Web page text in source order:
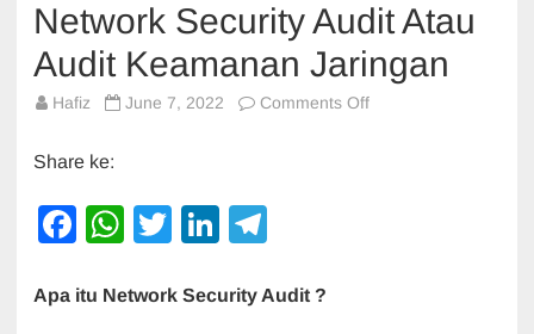
Network Security Audit Atau
Audit Keamanan Jaringan
Hafiz June 7, 2022 Comments Offon
Share ke:
F
c
W
at
T
tt
Li
k
e
Apa itu Network Security Audit ?